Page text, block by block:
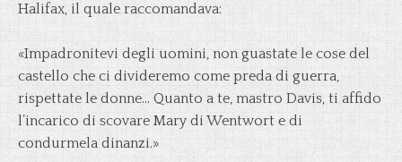
Halifax, il quale raccomandava:
«Impadronitevi degli uomini, non guastate le cose del
castello che ci divideremo come preda di guerra,
rispettate le donne… Quanto a te, mastro Davis, ti affido
l’incarico di scovare Mary di Wentwort e di
condurmela dinanzi.»